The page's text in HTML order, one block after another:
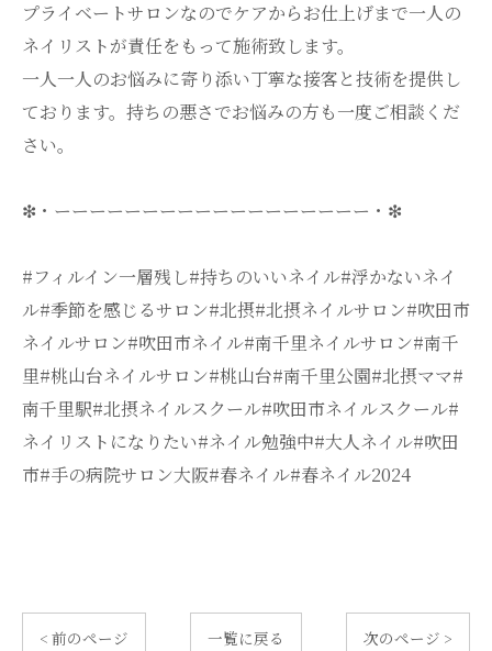
プライベートサロンなのでケアからお仕上げまで一人の
ネイリストが責任をもって施術致します。
一人一人のお悩みに寄り添い丁寧な接客と技術を提供し
ております。持ちの悪さでお悩みの方も一度ご相談くだ
さい。
❇・ーーーーーーーーーーーーーーーーーー・❇
#フィルイン一層残し#持ちのいいネイル#浮かないネイ
ル#季節を感じるサロン#北摂#北摂ネイルサロン#吹田市
ネイルサロン#吹田市ネイル#南千里ネイルサロン#南千
里#桃山台ネイルサロン#桃山台#南千里公園#北摂ママ#
南千里駅#北摂ネイルスクール#吹田市ネイルスクール#
ネイリストになりたい#ネイル勉強中#大人ネイル#吹田
市#手の病院サロン大阪#春ネイル#春ネイル2024
< 前のページ 一覧に戻る 次のページ >